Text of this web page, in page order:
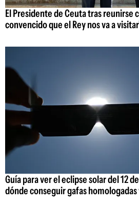
El Presidente de Ceuta tras reunirse
convencido que el Rey nos va a
Guía para ver el eclipse solar del 12
dónde conseguir gafas homologadas